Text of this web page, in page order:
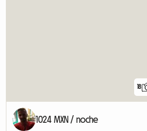
18
1024 MXN / noche